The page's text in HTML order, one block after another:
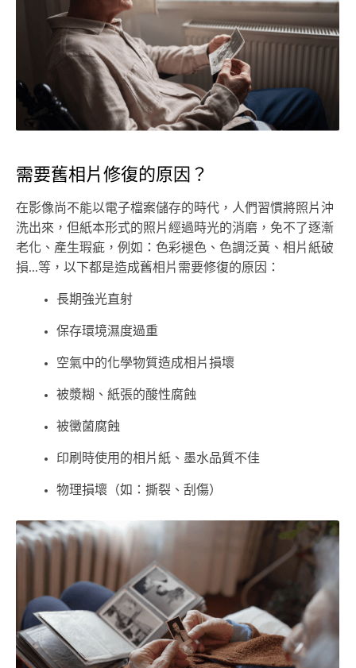
需要舊相片修復的原因？
在影像尚不能以電子檔案儲存的時代，人們習慣將照片沖
洗出來，但紙本形式的照片經過時光的消磨，免不了逐漸
老化、產生瑕疵，例如：色彩褪色、色調泛黃、相片紙破
損...等，以下都是造成舊相片需要修復的原因：
長期強光直射
保存環境濕度過重
空氣中的化學物質造成相片損壞
被漿糊、紙張的酸性腐蝕
被黴菌腐蝕
印刷時使用的相片紙、墨水品質不佳
物理損壞（如：撕裂、刮傷）